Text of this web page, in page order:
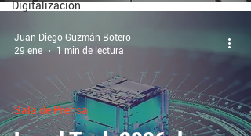
Digitalización
Sala de Prensa
Juan Diego Guzmán Botero
29 ene
1 min de lectura